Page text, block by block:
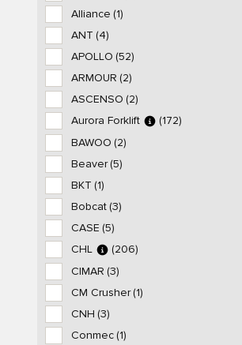
Alliance (1)
ANT (4)
APOLLO (52)
ARMOUR (2)
ASCENSO (2)
Aurora Forklift
(172)
BAWOO (2)
Beaver(5)
BKT (1)
Bobcat(3)
CASE (5)
CHL
(206)
CIMAR (3)
CM Crusher(1)
CNH (3)
Conmec(1)